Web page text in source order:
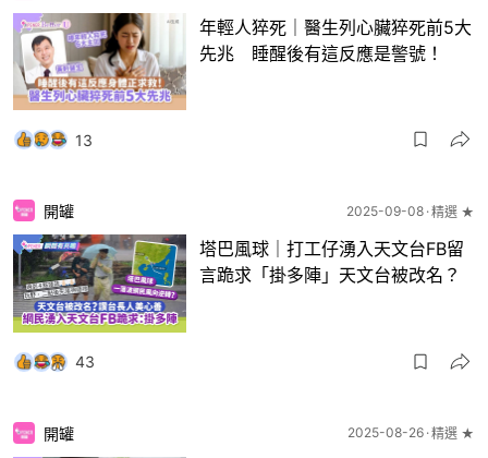
年輕人猝死｜醫生列心臟猝死前5大
先兆 睡醒後有這反應是警號！
13
開罐 2025-09-08 精選 ★
塔巴風球｜打工仔湧入天文台FB留
言跪求「掛多陣」天文台被改名？
43
開罐 2025-08-26 精選 ★